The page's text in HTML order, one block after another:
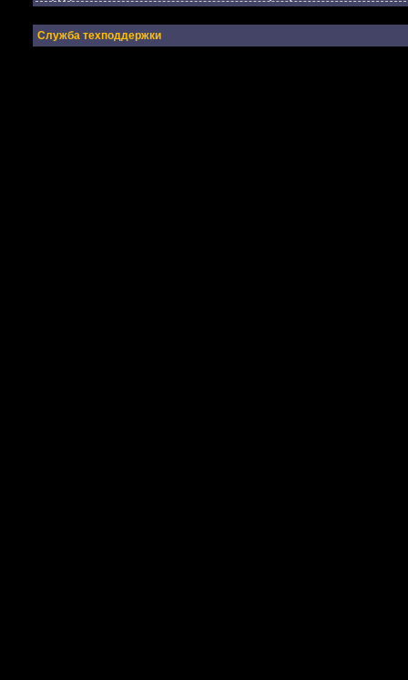
Служба техподдержки